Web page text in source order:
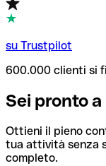
su Trustpilot
600.000 clienti si
Sei pronto
Ottieni il pieno
tua attività senza
completo.